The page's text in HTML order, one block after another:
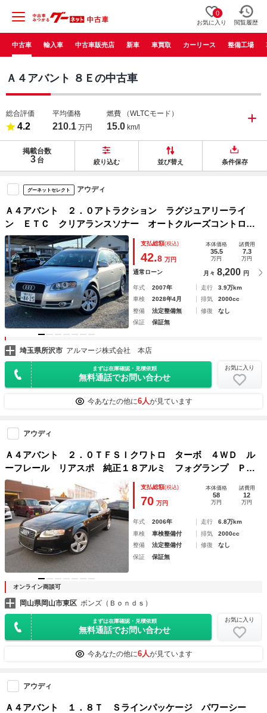
0
お気に入り 閲覧履歴
中古車 輸入車 中古車販売店 新車 車買取 カーリース 整備工場
Ａ４アバント ８Ｅの中古車
総合評価
4.2
平均価格
210.1 万円
燃費 （WLTCモード）
15.0 km/l
掲載台数
3 台 絞り込む 並び替え 条件保存
グーネットセレクト アウディ
Ａ４アバント ２．０アトラクション ラグジュアリーライ
ン ＥＴＣ クリアランスソナー オートクルーズコントロー
ル アルミホイール オートライト キーレスエントリー シ
ートヒーター ＣＶＴ 盗難防止システム ルーフレール Ａ
ＢＳ ＣＤ エアコン
支払総額(税込)
42.8 万円
本体価格
35.5
万円
諸費用
7.3
万円
通常ローン 月々 8,200 円
年式 2007年 走行
3.9万km
車検
2028年4月 排気
2000cc
整備
法定整備無 修復
なし
保証
保証無
埼玉県所沢市 アルマージ株式会社 本店
まずは在庫確認・見積依頼
無料通話でお問い合わせ
お気に入り
今あなたの他に6人が見ています
アウディ
Ａ４アバント ２．０ＴＦＳＩクワトロ ターボ ４ＷＤ ル
ーフレール リアスポ 純正１８アルミ フォグランプ ＰＷ
シート カロッツェリアナビ 衝撃緩和ヘッドレスト 横滑り
防止 スマートキー 盗難防止 ＥＴＣ オートエアコン エ
アバック
支払総額(税込)
70 万円
本体価格
58
万円
諸費用
12
万円
年式 2006年 走行
6.8万km
車検
車検整備付 排気
2000cc
整備
法定整備付 修復
なし
保証
保証無
オンライン商談可
岡山県岡山市東区 ボンズ（Ｂｏｎｄｓ）
まずは在庫確認・見積依頼
無料通話でお問い合わせ
お気に入り
今あなたの他に6人が見ています
アウディ
Ａ４アバント １．８Ｔ Ｓラインパッケージ パワーシー